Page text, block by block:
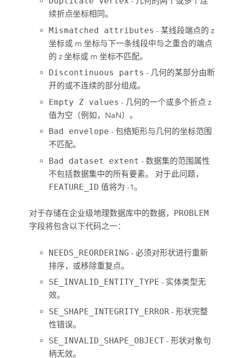
续折点坐标相同。
Mismatched attributes - 某线段端点的 z
坐标或 m 坐标与下一条线段中与之重合的端点
的 z 坐标或 m 坐标不匹配。
Discontinuous parts - 几何的某部分由断
开的或不连续的部分组成。
Empty Z values - 几何的一个或多个折点 z
值为空（例如，NaN）。
Bad envelope - 包络矩形与几何的坐标范围
不匹配。
Bad dataset extent - 数据集的范围属性
不包括数据集中的所有要素。 对于此问题，
FEATURE_ID 值将为 -1。
对于存储在企业级地理数据库中的数据，
PROBLEM
字段将包含以下代码之一：
NEEDS_REORDERING - 必须对形状进行重新
排序，或移除重复点。
SE_INVALID_ENTITY_TYPE - 实体类型无
效。
SE_SHAPE_INTEGRITY_ERROR - 形状完整
性错误。
SE_INVALID_SHAPE_OBJECT - 形状对象句
柄无效。